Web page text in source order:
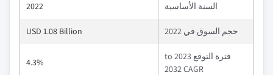
السنة الأساسية 2022
حجم السوق في 2022 USD 1.08 Billion
فترة التوقع 2023 to
2032 CAGR
4.3%